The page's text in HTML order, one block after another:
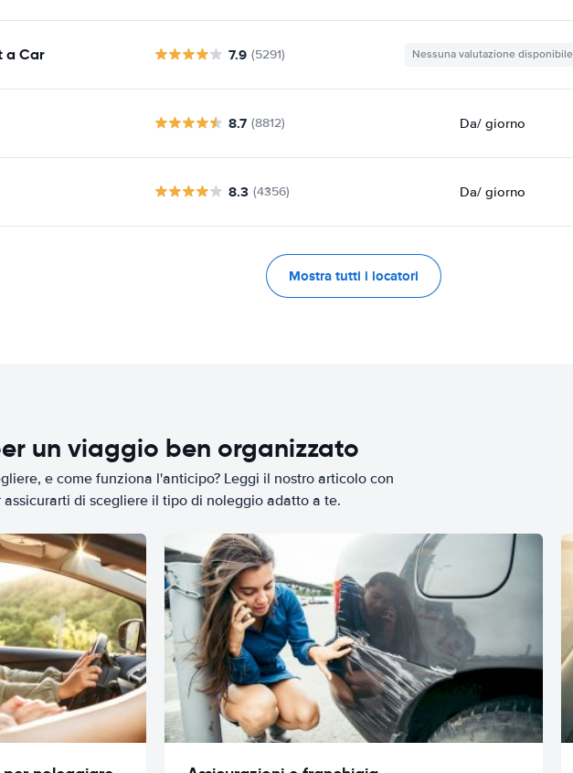
a Car 7.9 (5291) Nessuna valutazione disponibile
8.7 (8812) Da/ giorno
8.3 (4356) Da/ giorno
Mostra tutti i locatori
un viaggio ben organizzato
e come funziona l'anticipo? Leggi il nostro articolo con
di scegliere il tipo di noleggio adatto a te.